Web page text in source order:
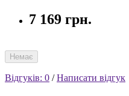
7 169 грн.
Немає
Відгуків: 0 /Написати відгук